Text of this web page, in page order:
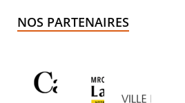
NOS PARTENAIRES